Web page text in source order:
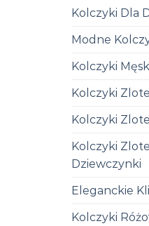
Kolczyki Dla
Modne
Kolczyki
Kolczyki
Kolczyki
Kolczyki
Dziewczynki
Eleganckie
Kolczyki